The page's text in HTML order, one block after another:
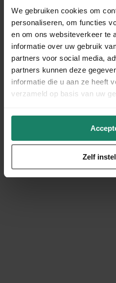
We gebruiken cookies om
personaliseren, om functies
en om ons websiteverkeer te
informatie over uw gebruik
partners voor social media,
partners kunnen deze
informatie die u aan ze heeft
verzameld op basis van uw
Zelf